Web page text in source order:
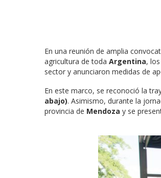
En una reunión de amplia
agricultura de toda Argentina,
sector y anunciaron medidas de
En este marco, se reconoció la
abajo). Asimismo, durante la
provincia de Mendoza y se